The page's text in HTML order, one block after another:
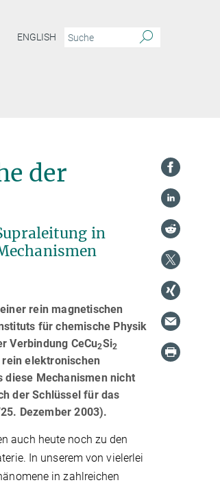
ENGLISH
der
in
rein magnetischen
für chemische Physik
Verbindung CeCu2Si2
elektronischen
diese Mechanismen nicht
der Schlüssel für das
Dezember 2003).
auch heute noch zu den
In unserem von vielerlei
in zahlreichen